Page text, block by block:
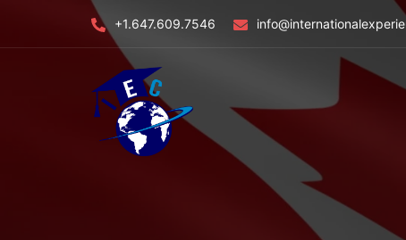
+1.647.609.7546